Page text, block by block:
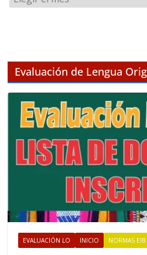
r
o
Evaluación de Lengua
EVALUACIÓN LO INICIO NORMAS EIB